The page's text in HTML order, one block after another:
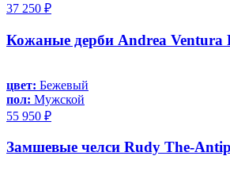
37 250 ₽
Кожаные дерби Andrea Ventura
цвет: Бежевый
пол: Мужской
55 950 ₽
Замшевые челси Rudy The-